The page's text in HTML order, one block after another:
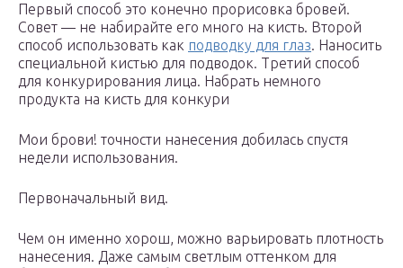
Первый способ это конечно прорисовка бровей.
Совет — не набирайте его много на кисть. Второй
способ использовать как подводку для глаз. Наносить
специальной кистью для подводок. Третий способ
для конкурирования лица. Набрать немного
продукта на кисть для конкури
Мои брови! точности нанесения добилась спустя
недели использования.
Первоначальный вид.
Чем он именно хорош, можно варьировать плотность
нанесения. Даже самым светлым оттенком для